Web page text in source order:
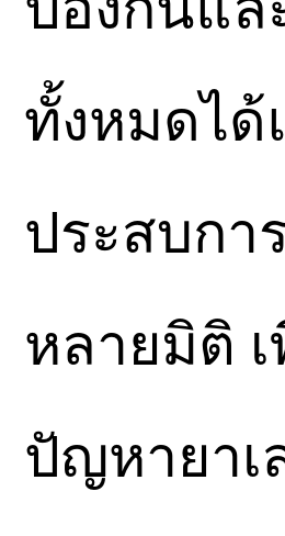
ทั้งหมดได้
ประสบกา
หลายมิติ
ปัญหายาเ